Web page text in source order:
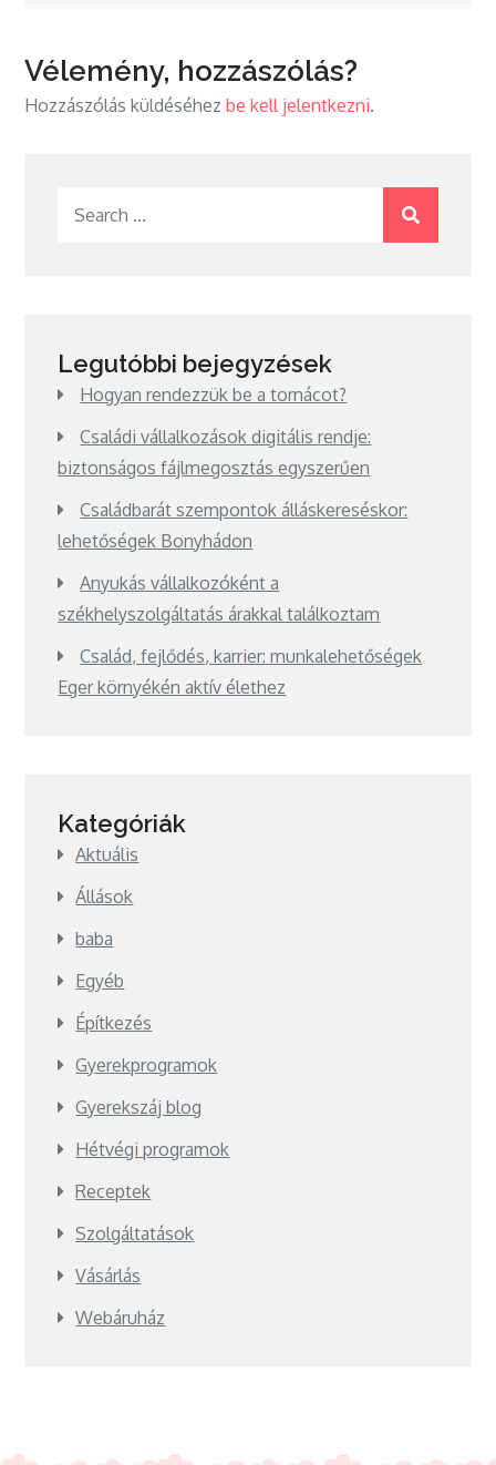
Vélemény, hozzászólás?
Hozzászólás küldéséhezbe kell jelentkezni.
Legutóbbi bejegyzések
Hogyan rendezzük be a tornácot?
Családi vállalkozások digitális rendje:
biztonságos fájlmegosztás egyszerűen
Családbarát szempontok álláskereséskor:
lehetőségek Bonyhádon
Anyukás vállalkozóként a
székhelyszolgáltatás árakkal találkoztam
Család, fejlődés, karrier: munkalehetőségek
Eger környékén aktív élethez
Kategóriák
Aktuális
Állások
baba
Egyéb
Építkezés
Gyerekprogramok
Gyerekszáj blog
Hétvégi programok
Receptek
Szolgáltatások
Vásárlás
Webáruház